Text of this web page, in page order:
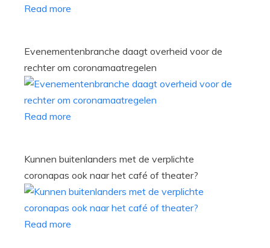
Read more
Evenementenbranche daagt overheid voor de
rechter om coronamaatregelen
Read more
Kunnen buitenlanders met de verplichte
coronapas ook naar het café of theater?
Read more